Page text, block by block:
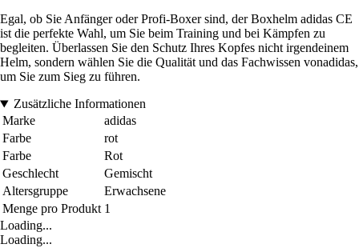
Egal, ob Sie Anfänger oder Profi-Boxer sind, der Boxhelm adidas CE
ist die perfekte Wahl, um Sie beim Training und bei Kämpfen zu
begleiten. Überlassen Sie den Schutz Ihres Kopfes nicht irgendeinem
Helm, sondern wählen Sie die Qualität und das Fachwissen vonadidas,
um Sie zum Sieg zu führen.
Zusätzliche Informationen
Marke
adidas
Farbe
rot
Farbe
Rot
Geschlecht
Gemischt
Altersgruppe
Erwachsene
Menge pro Produkt 1
Loading...
Loading...